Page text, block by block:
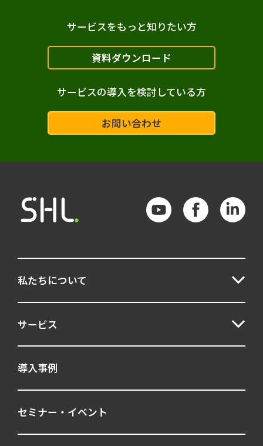
サービスをもっと知りたい方
資料ダウンロード
サービスの導入を検討している方
お問い合わせ
私たちについて
サービス
導入事例
セミナー・イベント